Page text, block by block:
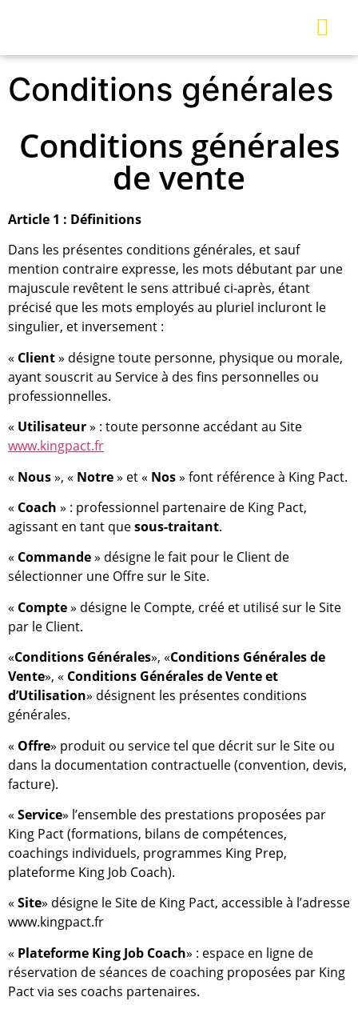
Conditions générales
Conditions générales
de vente
Article 1 : Définitions
Dans les présentes conditions générales, et sauf
mention contraire expresse, les mots débutant par une
majuscule revêtent le sens attribué ci-après, étant
précisé que les mots employés au pluriel incluront le
singulier, et inversement :
« Client» désigne toute personne, physique ou morale,
ayant souscrit au Service à des fins personnelles ou
professionnelles.
« Utilisateur» : toute personne accédant au Site
www.kingpact.fr
« Nous», « Notre» et « Nos» font référence à King Pact.
« Coach » : professionnel partenaire de King Pact,
agissant en tant quesous-traitant.
« Commande» désigne le fait pour le Client de
sélectionner une Offre sur le Site.
« Compte» désigne le Compte, créé et utilisé sur le Site
par le Client.
«Conditions Générales», «Conditions Générales de
Vente», « Conditions Générales de Vente et
d’Utilisation» désignent les présentes conditions
générales.
« Offre» produit ou service tel que décrit sur le Site ou
dans la documentation contractuelle (convention, devis,
facture).
« Service» l’ensemble des prestations proposées par
King Pact (formations, bilans de compétences,
coachings individuels, programmes King Prep,
plateforme King Job Coach).
« Site» désigne le Site de King Pact, accessible à l’adresse
www.kingpact.fr
« Plateforme King Job Coach» : espace en ligne de
réservation de séances de coaching proposées par King
Pact via ses coachs partenaires.